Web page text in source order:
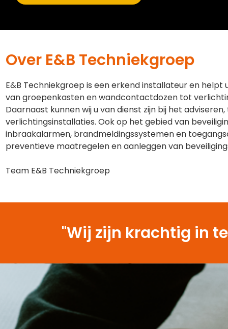
Over E&B Techniekgroep
E&B Techniekgroep is een erkend installateur en
van groepenkasten en wandcontactdozen tot
Daarnaast kunnen wij u van dienst zijn bij het
verlichtingsinstallaties. Ook op het gebied van
inbraakalarmen, brandmeldingssystemen en
preventieve maatregelen en aanleggen van
Team E&B Techniekgroep
"Wij zijn krachtig in